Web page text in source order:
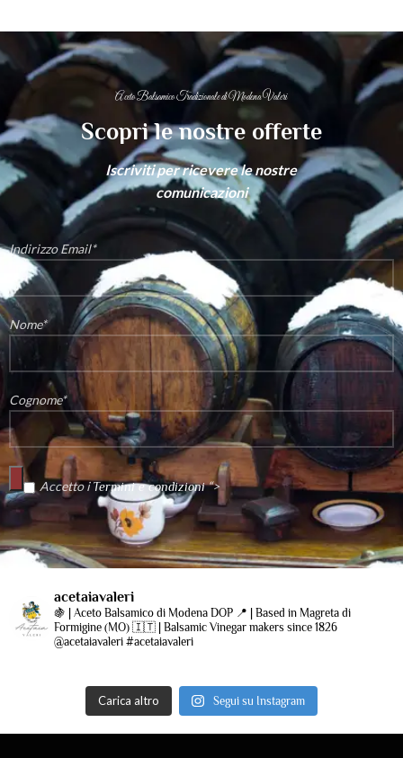
Aceto Balsamico Tradizionale di Modena Valeri
Scopri le nostre offerte
Iscriviti per ricevere le nostre
comunicazioni
Indirizzo Email*
Nome*
Cognome*
Accetto iTermini e condizioni“>
acetaiavaleri
🍇 | Aceto Balsamico di Modena DOP 📍 | Based in Magreta di
Formigine (MO) 🇮🇹 | Balsamic Vinegar makers since 1826
@acetaiavaleri #acetaiavaleri
Carica altro Segui su Instagram